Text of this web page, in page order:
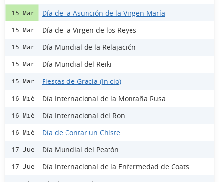
15 Mar Día de la Asunción de la Virgen María
15 Mar Día de la Virgen de los Reyes
15 Mar Día Mundial de la Relajación
15 Mar Día Mundial del Reiki
15 Mar Fiestas de Gracia (Inicio)
16 Mié Día Internacional de la Montaña Rusa
16 Mié Día Internacional del Ron
16 Mié Día de Contar un Chiste
17 Jue Día Mundial del Peatón
17 Jue Día Internacional de la Enfermedad de Coats